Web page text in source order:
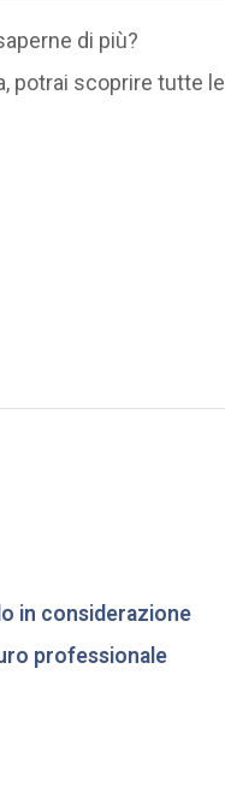
di più?
potrai scoprire tutte le
in considerazione
professionale